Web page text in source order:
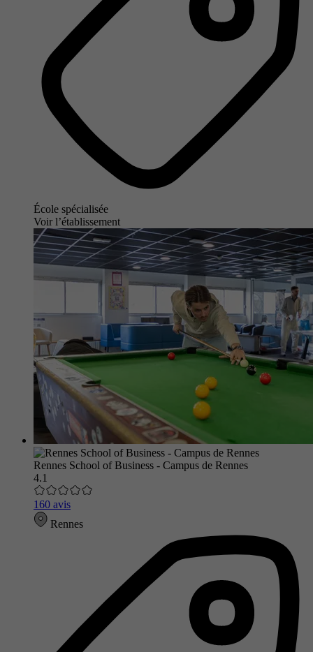
École spécialisée
Voir l’établissement
Rennes School of Business - Campus de Rennes
4.1
160 avis
Rennes